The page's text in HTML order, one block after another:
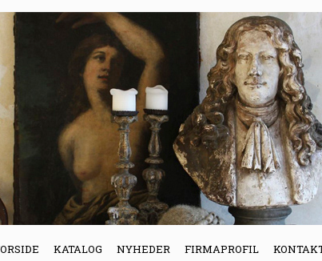
KATALOG NYHEDER FIRMAPROFIL